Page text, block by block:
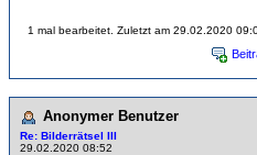
1 mal bearbeitet. Zuletzt am 29.02.2020
Anonymer Benutzer
Re: Bilderrätsel III
29.02.2020 08:52